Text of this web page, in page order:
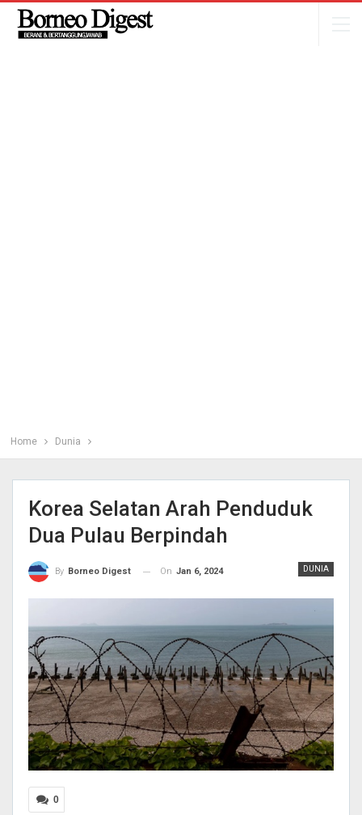
Home Dunia
Korea Selatan Arah Penduduk
Dua Pulau Berpindah
DUNIA
By Borneo Digest On Jan 6, 2024
0